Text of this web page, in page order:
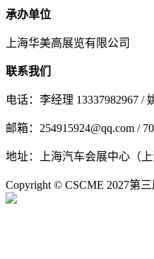
承办单位
上海华美高展览有限公司
联系我们
电话：李经理 13337982967 /
邮箱：254915924@qq.com /
地址：上海汽车会展中心（上
Copyright © CSCME 2027第